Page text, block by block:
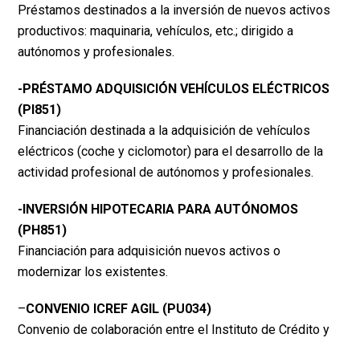
Préstamos destinados a la inversión de nuevos activos
productivos: maquinaria, vehículos, etc.; dirigido a
autónomos y profesionales.
-PRÉSTAMO ADQUISICIÓN VEHÍCULOS ELÉCTRICOS
(PI851)
Financiación destinada a la adquisición de vehículos
eléctricos (coche y ciclomotor) para el desarrollo de la
actividad profesional de autónomos y profesionales.
-INVERSIÓN HIPOTECARIA PARA AUTÓNOMOS
(PH851)
Financiación para adquisición nuevos activos o
modernizar los existentes.
–CONVENIO ICREF AGIL (PU034)
Convenio de colaboración entre el Instituto de Crédito y